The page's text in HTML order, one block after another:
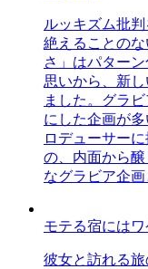
ルッキズム批
絶えることの
さ」はパター
思いから、新
ました。グラ
にした企画が
ロデューサー
の、内面から
なグラビア企画
モテる宿には
彼女と訪れる